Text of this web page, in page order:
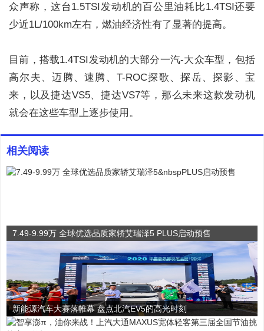
众声称，这台1.5TSI发动机的百公里油耗比1.4TSI还要
少近1L/100km左右，燃油经济性有了显著的提高。
目前，搭载1.4TSI发动机的大部分一汽-大众车型，包括
高尔夫、迈腾、速腾、T-ROC探歌、探岳、探影、宝
来，以及捷达VS5、捷达VS7等，那么未来这款发动机
就会在这些车型上逐步使用。
相关阅读
7.49-9.99万 全球优选品质家轿艾瑞泽5 PLUS启动预售
新能源汽车大赛落帷幕 盘点北汽EV5的高光时刻